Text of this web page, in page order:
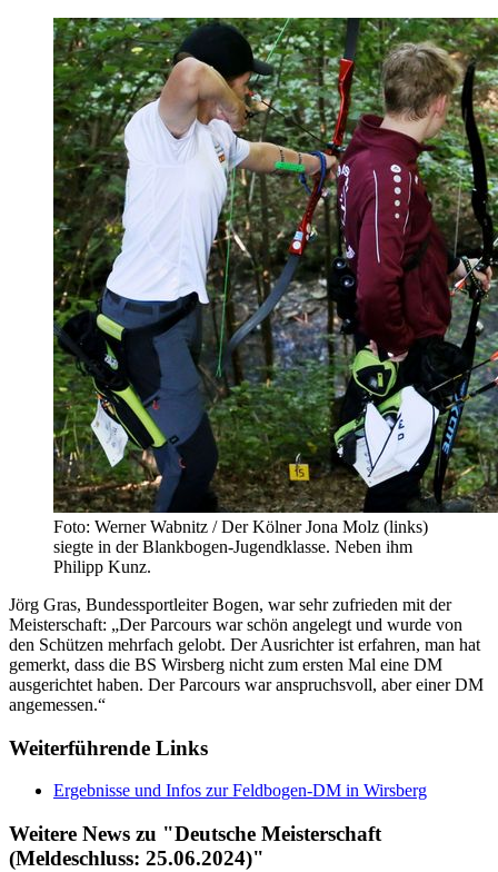
Foto: Werner Wabnitz / Der Kölner Jona Molz (links)
siegte in der Blankbogen-Jugendklasse. Neben ihm
Philipp Kunz.
Jörg Gras, Bundessportleiter Bogen, war sehr zufrieden mit der
Meisterschaft: „Der Parcours war schön angelegt und wurde von
den Schützen mehrfach gelobt. Der Ausrichter ist erfahren, man hat
gemerkt, dass die BS Wirsberg nicht zum ersten Mal eine DM
ausgerichtet haben. Der Parcours war anspruchsvoll, aber einer DM
angemessen.“
Weiterführende Links
Ergebnisse und Infos zur Feldbogen-DM in Wirsberg
Weitere News zu "Deutsche Meisterschaft
(Meldeschluss: 25.06.2024)"